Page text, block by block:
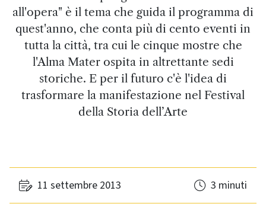
all'opera" è il tema che guida il programma di
quest'anno, che conta più di cento eventi in
tutta la città, tra cui le cinque mostre che
l'Alma Mater ospita in altrettante sedi
storiche. E per il futuro c'è l'idea di
trasformare la manifestazione nel Festival
della Storia dell’Arte
11 settembre 2013 3 minuti